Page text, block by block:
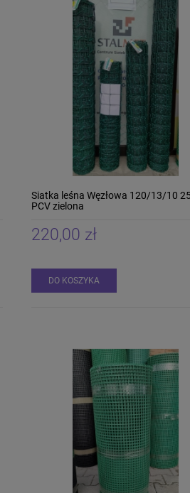
Siatka leśna Węzłowa 120/13/10
PCV zielona
220,00 zł
DO KOSZYKA